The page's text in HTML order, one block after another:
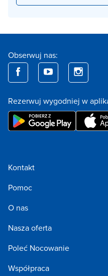
Obserwuj nas:
Rezerwuj wygodniej w
Kontakt
Pomoc
O nas
Nasza oferta
Poleć Nocowanie
Współpraca